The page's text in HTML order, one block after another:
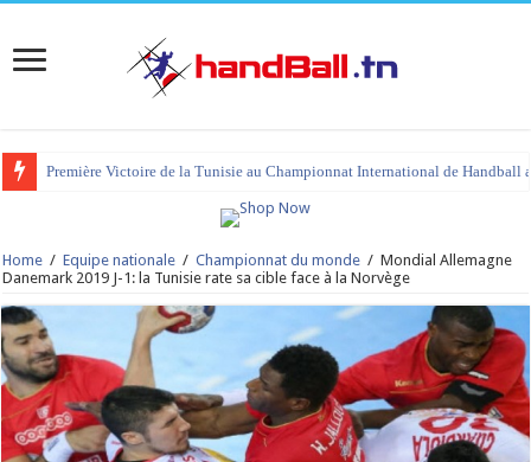
Première Victoire de la Tunisie au Championnat International de Handball
Home / Equipe nationale / Championnat du monde / Mondial Allemagne
Danemark 2019 J-1: la Tunisie rate sa cible face à la Norvège